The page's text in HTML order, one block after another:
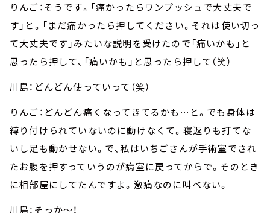
りんご：そうです。「痛かったらワンプッシュで大丈夫で
す」と。「まだ痛かったら押してください。それは使い切っ
て大丈夫です」みたいな説明を受けたので「痛いかも」と
思ったら押して、「痛いかも」と思ったら押して（笑）
川島：どんどん使っていって（笑）
りんご：どんどん痛くなってきてるかも…と。でも身体は
縛り付けられていないのに動けなくて。寝返りも打てな
いし足も動かせない。で、私はいちごさんが手術室でされ
たお腹を押すっていうのが病室に戻ってからで。そのとき
に相部屋にしてたんですよ。激痛なのに叫べない。
川島：そっか～！